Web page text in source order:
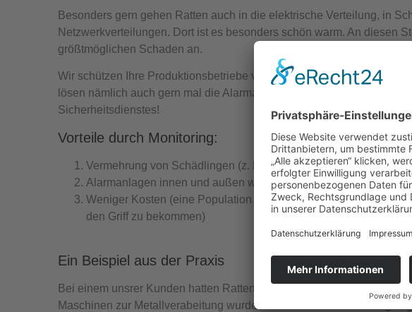
Besonders gern gehen Ratten auch in die elektrische Verteilung, in
Netzwerkverteilungen. Dort ist es besonders schön warm. An diesen
größtmöglichen Schaden an.
Wir schützen Ihre Produktionsbetriebe vor Produktionsausfällen und
lösen nämlich auch gern mal die Alarmanlage aus und verursachen
Sicherheitsdienstes!
Vorteile durch Monitoring:
Vermehrung von Schädlingen (z. B. Ratten, Tauben oder Mäuse)
Alarmanlagen innen und außen werden weniger ausgelöst
Weniger Kosten (eine Population gar nicht erst entstehen zu
den Griff zu bekommen)
Ein Beispiel aus der Praxis
Bei einem unsrer Kunden hatten Ratten Digitalkabel zerkaut. Robotik
Maschinen zur Metallverabeitung wurden durch den Schaden